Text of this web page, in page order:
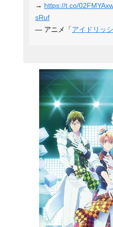
→ https://t.co/
sRuf
— アニメ「アイドリッ